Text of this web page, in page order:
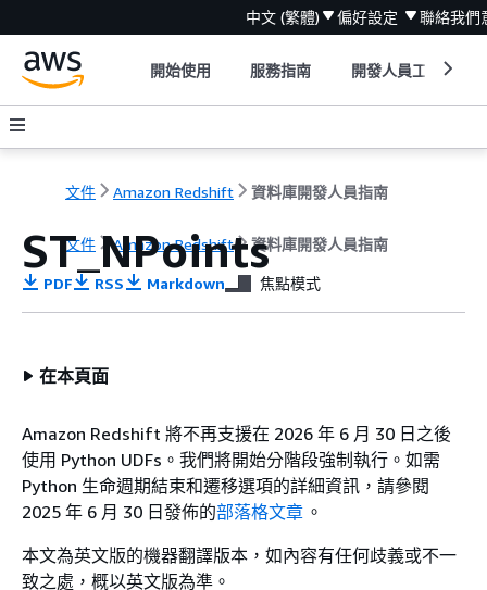
中文 (繁體) 偏好設定 聯絡我們
開始使用 服務指南 開發人員工具
文件 Amazon Redshift 資料庫開發人員指南
文件 Amazon Redshift 資料庫開發人員指南
ST_NPoints
PDF RSS Markdown 焦點模式
在本頁面
Amazon Redshift 將不再支援在 2026 年 6 月 30 日之後
使用 Python UDFs。我們將開始分階段強制執行。如需
Python 生命週期結束和遷移選項的詳細資訊，請參閱
2025 年 6 月 30 日發佈的部落格文章 。
本文為英文版的機器翻譯版本，如內容有任何歧義或不一
致之處，概以英文版為準。